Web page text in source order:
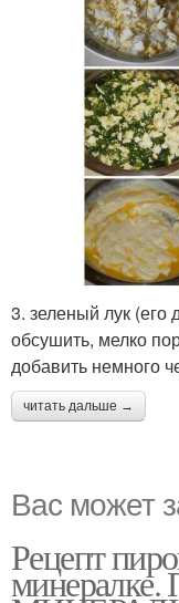
3. зеленый лук
обсушить, мелко
добавить немного
читать дальше →
Вас может
Рецепт
минералке.